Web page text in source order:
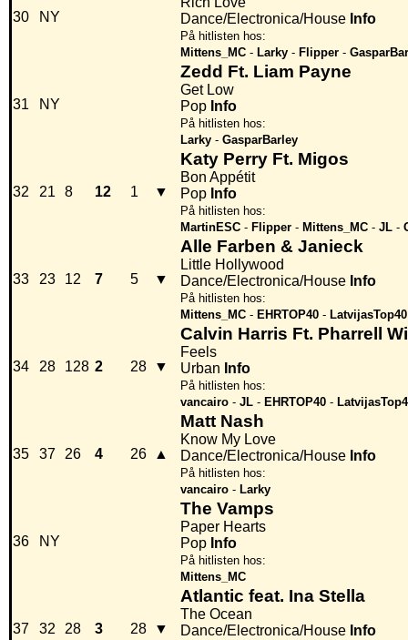
30 NY
Dance/Electronica/House Info
På hitlisten hos:
Mittens_MC - Larky - Flipper -
31 NY
Zedd Ft. Liam Payne
Get Low
Pop Info
På hitlisten hos:
Larky - GasparBarley
32 21 8 12 1 ▼
Katy Perry Ft. Migos
Bon Appétit
Pop Info
På hitlisten hos:
MartinESC - Flipper - Mittens_MC - JL -
33 23 12 7 5 ▼
Alle Farben & Janieck
Little Hollywood
Dance/Electronica/House Info
På hitlisten hos:
Mittens_MC - EHRTOP40 - LatvijasTop40
34 28 128 2 28 ▼
Calvin Harris Ft. Pharrell
Feels
Urban Info
På hitlisten hos:
vancairo - JL - EHRTOP40 -
35 37 26 4 26 ▲
Matt Nash
Know My Love
Dance/Electronica/House Info
På hitlisten hos:
vancairo - Larky
36 NY
The Vamps
Paper Hearts
Pop Info
På hitlisten hos:
Mittens_MC
37 32 28 3 28 ▼
Atlantic feat. Ina Stella
The Ocean
Dance/Electronica/House Info